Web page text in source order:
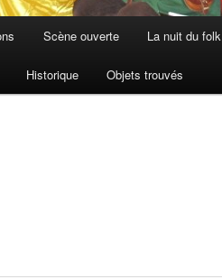
Scène ouverte La nuit du folk
Historique Objets trouvés